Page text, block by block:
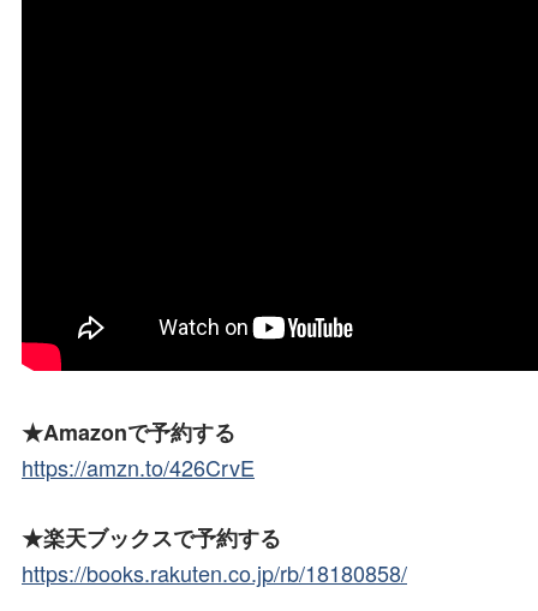
★Amazonで予約する
https://amzn.to/426CrvE
★楽天ブックスで予約する
https://books.rakuten.co.jp/rb/18180858/